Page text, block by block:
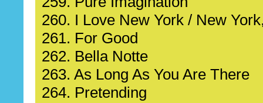
260. I Love New York / New
261. For Good
262. Bella Notte
263. As Long As You Are There
264. Pretending